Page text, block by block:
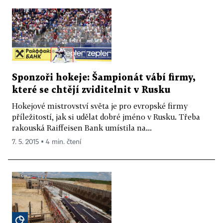
Sponzoři hokeje: Šampionát vábí firmy,
které se chtějí zviditelnit v Rusku
Hokejové mistrovství světa je pro evropské firmy
příležitostí, jak si udělat dobré jméno v Rusku. Třeba
rakouská Raiffeisen Bank umístila na...
7. 5. 2015 ▪ 4 min. čtení